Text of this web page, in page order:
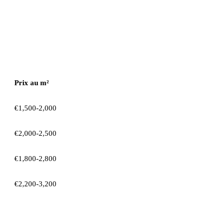
Prix au m²
€1,500-2,000
€2,000-2,500
€1,800-2,800
€2,200-3,200